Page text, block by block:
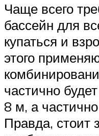
Чаще всего
бассейн для
купаться и
этого
частично
8 м, а
Правда, стоит